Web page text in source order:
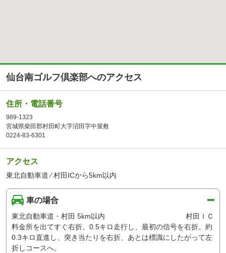
仙台南ゴルフ倶楽部へのアクセス
住所・電話番号
989-1323
宮城県柴田郡村田町大字沼田字中屋敷
0224-83-6301
アクセス
東北自動車道 ⁄ 村田ICから5km以内
車の場合
東北自動車道・村田 5km以内 村田ＩＣ
料金所を出てすぐ右折。0.5キロ走行し、最初の信号を右折。約
0.3キロ直進し、突き当たりを右折、あとは標識にしたがって左
折しコースへ。